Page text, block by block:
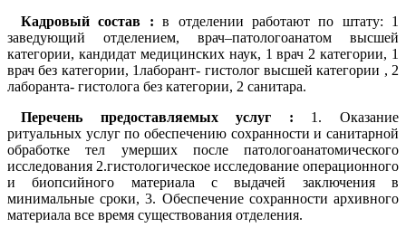
Кадровый состав :в отделении работают по штату: 1
заведующий отделением, врач–патологоанатом высшей
категории, кандидат медицинских наук, 1 врач 2 категории, 1
врач без категории, 1лаборант- гистолог высшей категории , 2
лаборанта- гистолога без категории, 2 санитара.
Перечень предоставляемых услуг : 1. Оказание
ритуальных услуг по обеспечению сохранности и санитарной
обработке тел умерших после патологоанатомического
исследования 2.гистологическое исследование операционного
и биопсийного материала с выдачей заключения в
минимальные сроки, 3. Обеспечение сохранности архивного
материала все время существования отделения.